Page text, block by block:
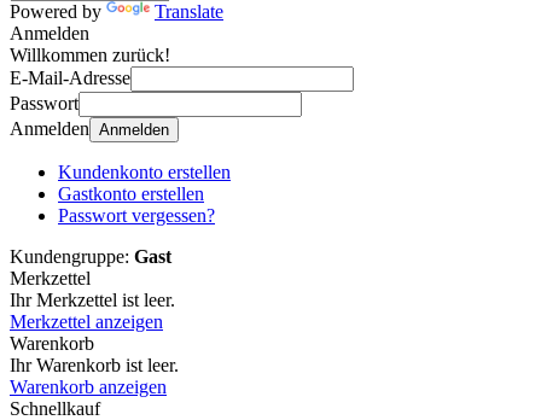
Powered by
Translate
Anmelden
Willkommen zurück!
E-Mail-Adresse
Passwort
Anmelden Anmelden
Kundenkonto erstellen
Gastkonto erstellen
Passwort vergessen?
Kundengruppe: Gast
Merkzettel
Ihr Merkzettel ist leer.
Merkzettel anzeigen
Warenkorb
Ihr Warenkorb ist leer.
Warenkorb anzeigen
Schnellkauf